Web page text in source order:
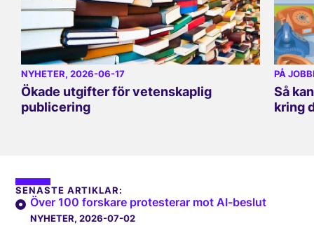
NYHETER, 2026-06-17
Ökade utgifter för vetenskaplig
publicering
PÅ
Så
kring
SENASTE ARTIKLAR:
Över 100 forskare protesterar mot AI-beslut
NYHETER, 2026-07-02